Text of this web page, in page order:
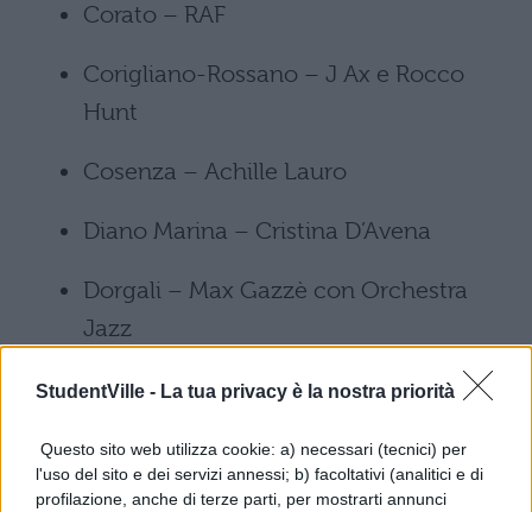
StudentVille - La tua privacy è la nostra priorità
Questo sito web utilizza cookie: a) necessari (tecnici) per
l'uso del sito e dei servizi annessi; b) facoltativi (analitici e di
profilazione, anche di terze parti, per mostrarti annunci
Corato – RAF
Corigliano-Rossano – J Ax e Rocco
Hunt
Cosenza – Achille Lauro
Diano Marina – Cristina D’Avena
Dorgali – Max Gazzè con Orchestra
Jazz
Eboli – Tonino Carotone
Genova – Alessandra Amoroso, LRDL e
Ex-Otqgo